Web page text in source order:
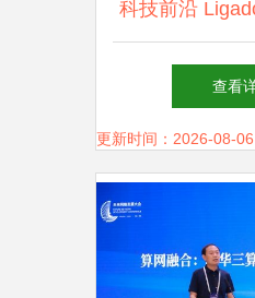
科技前沿
与成都加速
查看
更新时间：2026-08-